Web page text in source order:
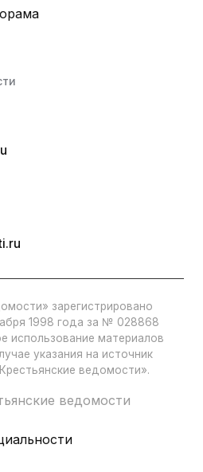
зарегистрировано
1998 года за № 028868
использование материалов
указания на источник
ведомости».
ведомости